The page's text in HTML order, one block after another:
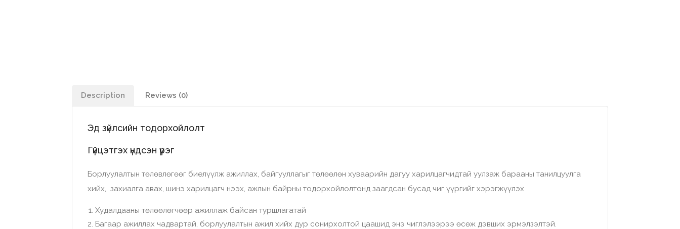
Description Reviews (0)
Эд зүйлсийн тодорхойлолт
Гүйцэтгэх үндсэн үүрэг
Борлуулалтын төлөвлөгөөг биелүүлж ажиллах, байгууллагыг төлөөлөн хуваарийн дагуу харилцагчидтай уулзаж барааны танилцуулга
хийх, захиалга авах, шинэ харилцагч нээх, ажлын байрны тодорхойлолтонд заагдсан бусад чиг үүргийг хэрэгжүүлэх
Худалдааны төлөөлөгчөөр ажиллаж байсан туршлагатай
Багаар ажиллах чадвартай, борлуулалтын ажил хийх дур сонирхолтой цаашид энэ чиглэлээрээ өсөж дэвших эрмэлзэлтэй.